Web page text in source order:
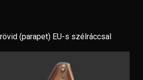
(parapet) EU-s szélráccsal